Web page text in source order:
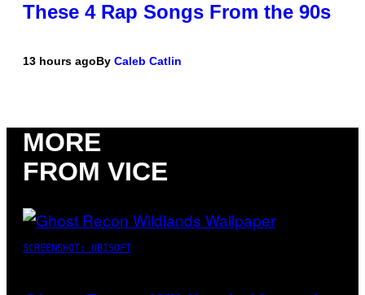
These 4 Rap Songs From the 90s
13 hours agoBy Caleb Catlin
MORE
FROM VICE
SCREENSHOT: UBISOFT